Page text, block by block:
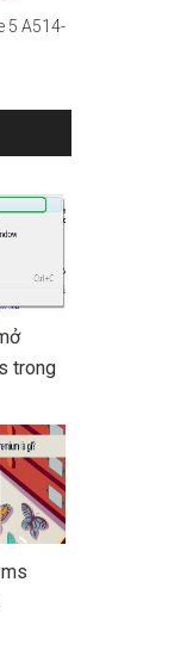
5 A514-
trong